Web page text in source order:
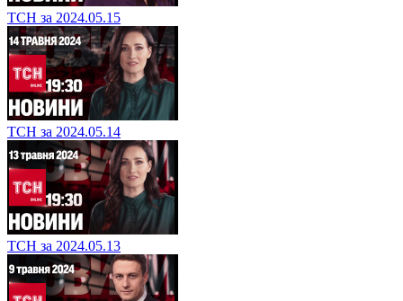
ТСН за 2024.05.15
ТСН за 2024.05.14
ТСН за 2024.05.13